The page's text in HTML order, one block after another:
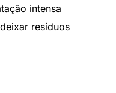
intensa
resíduos